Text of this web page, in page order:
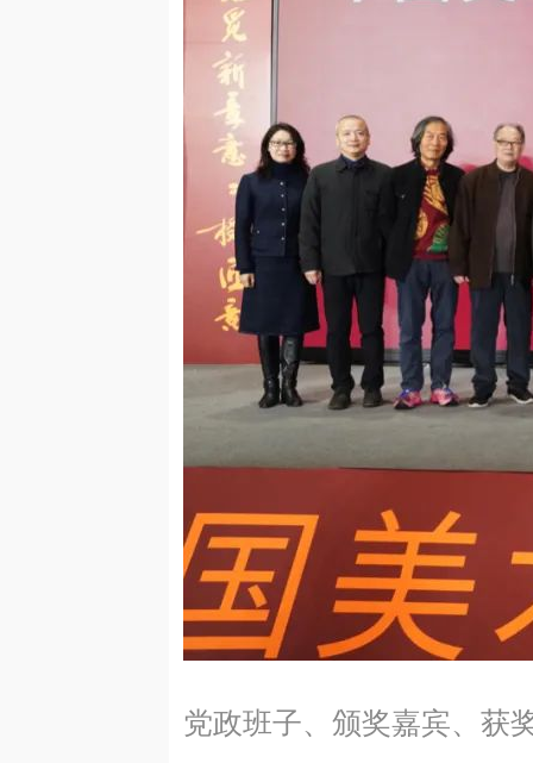
党政班子、颁奖嘉宾、获